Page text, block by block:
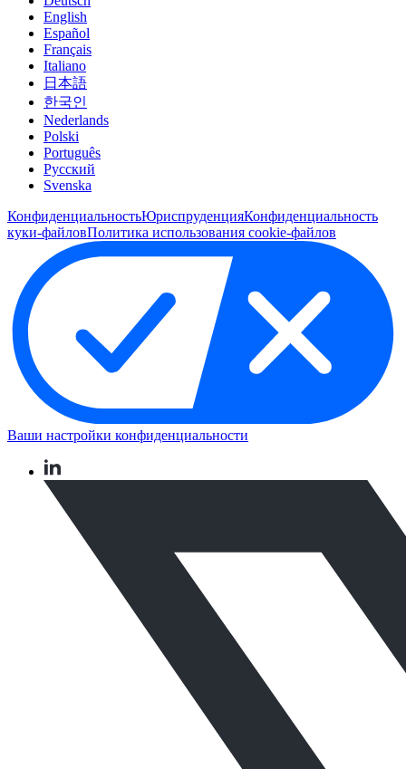
English
Español
Français
Italiano
日本語
한국인
Nederlands
Polski
Português
Pусский
Svenska
КонфиденциальностьЮриспруденцияКонфиденциальность
куки-файловПолитика использования cookie-файлов
Ваши настройки конфиденциальности